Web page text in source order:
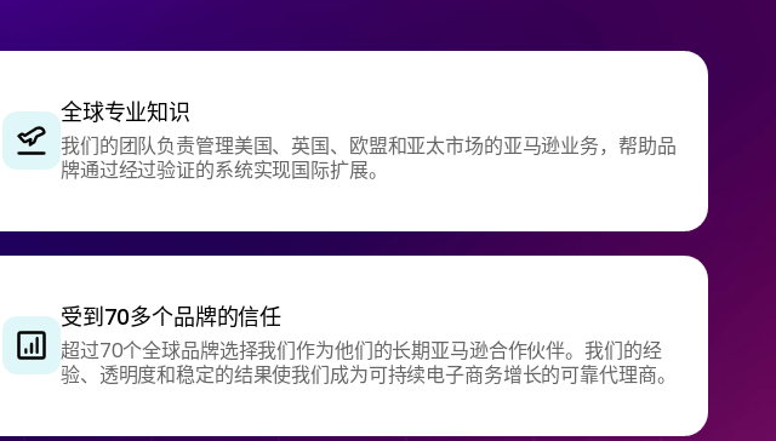
全球专业知识
我们的团队负责管理美国、英国、欧盟和亚太市场的亚马逊业务，帮助品
牌通过经过验证的系统实现国际扩展。
受到70多个品牌的信任
超过70个全球品牌选择我们作为他们的长期亚马逊合作伙伴。我们的经
验、透明度和稳定的结果使我们成为可持续电子商务增长的可靠代理商。